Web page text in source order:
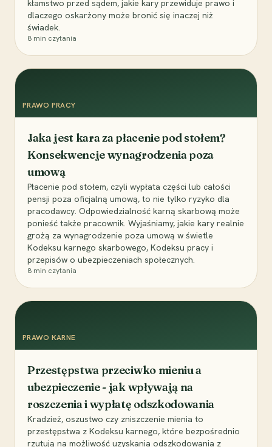
kłamstwo przed sądem, jakie kary przewiduje prawo i
dlaczego oskarżony może bronić się inaczej niż
świadek.
8 min czytania
PRAWO PRACY
Jaka jest kara za płacenie pod stołem?
Konsekwencje wynagrodzenia poza
umową
Płacenie pod stołem, czyli wypłata części lub całości
pensji poza oficjalną umową, to nie tylko ryzyko dla
pracodawcy. Odpowiedzialność karną skarbową może
ponieść także pracownik. Wyjaśniamy, jakie kary realnie
grożą za wynagrodzenie poza umową w świetle
Kodeksu karnego skarbowego, Kodeksu pracy i
przepisów o ubezpieczeniach społecznych.
8 min czytania
PRAWO KARNE
Przestępstwa przeciwko mieniu a
ubezpieczenie - jak wpływają na
roszczenia i wypłatę odszkodowania
Kradzież, oszustwo czy zniszczenie mienia to
przestępstwa z Kodeksu karnego, które bezpośrednio
rzutują na możliwość uzyskania odszkodowania z